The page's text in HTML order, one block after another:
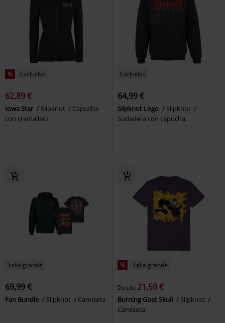
% Exclusivo
62,89 €
Iowa Star Slipknot
Capucha
con cremallera
Exclusivo
64,99 €
Slipknot Logo
Slipknot
Sudadera con capucha
Talla grande
69,99 €
Fan Bundle Slipknot Camiseta
% Talla grande
Desde 21,59 €
Burning Goat Skull
Slipknot
Camiseta